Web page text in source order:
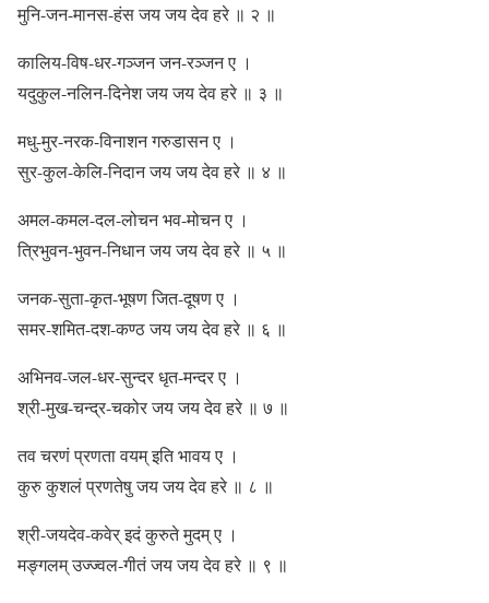
मुनि-जन-मानस-हंस जय जय देव हरे ॥ २ ॥
कालिय-विष-धर-गञ्जन जन-रञ्जन ए ।
यदुकुल-नलिन-दिनेश जय जय देव हरे ॥ ३ ॥
मधु-मुर-नरक-विनाशन गरुडासन ए ।
सुर-कुल-केलि-निदान जय जय देव हरे ॥ ४ ॥
अमल-कमल-दल-लोचन भव-मोचन ए ।
त्रिभुवन-भुवन-निधान जय जय देव हरे ॥ ५ ॥
जनक-सुता-कृत-भूषण जित-दूषण ए ।
समर-शमित-दश-कण्ठ जय जय देव हरे ॥ ६ ॥
अभिनव-जल-धर-सुन्दर धृत-मन्दर ए ।
श्री-मुख-चन्द्र-चकोर जय जय देव हरे ॥ ७ ॥
तव चरणं प्रणता वयम् इति भावय ए ।
कुरु कुशलं प्रणतेषु जय जय देव हरे ॥ ८ ॥
श्री-जयदेव-कवेर् इदं कुरुते मुदम् ए ।
मङ्गलम् उज्ज्वल-गीतं जय जय देव हरे ॥ ९ ॥